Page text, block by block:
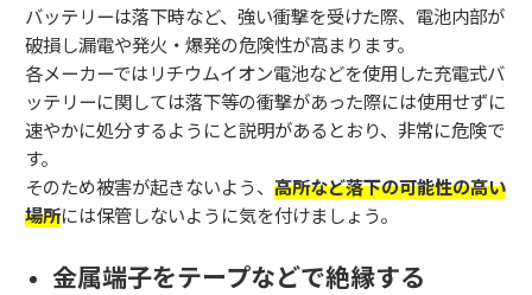
バッテリーは落下時など、強い衝撃を受けた際、電池内部が
破損し漏電や発火・爆発の危険性が高まります。
各メーカーではリチウムイオン電池などを使用した充電式バ
ッテリーに関しては落下等の衝撃があった際には使用せずに
速やかに処分するようにと説明があるとおり、非常に危険で
す。
そのため被害が起きないよう、 高所など落下の可能性の高い
場所には保管しないように気を付けましょう。
金属端子をテープなどで絶縁する